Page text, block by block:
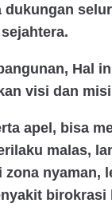
Hal
visi dan
apel, bisa
malas,
nyaman,
birokrasi